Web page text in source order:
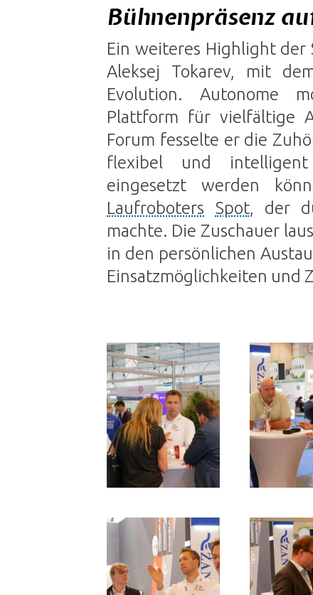
Bühnenpräsenz
Ein weiteres Highlight der
Aleksej Tokarev, mit
Evolution. Autonome
Plattform für vielfältige
Forum fesselte er die
flexibel und intelligent
eingesetzt werden
Laufroboters
Spot, der
machte. Die Zuschauer
in den persönlichen
Einsatzmöglichkeiten und